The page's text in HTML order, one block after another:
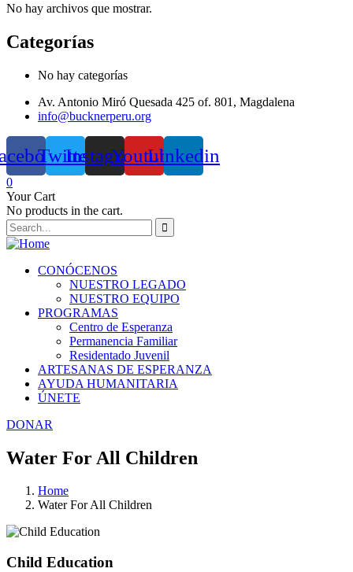
No hay archivos que mostrar.
Categorías
No hay categorías
Av. Antonio Miró Quesada 425 of. 801, Magdalena
info@bucknerperu.org
TwitterInstagramYoutubeLinkedin
0
Your Cart
No products in the cart.
CONÓCENOS
NUESTRO LEGADO
NUESTRO EQUIPO
PROGRAMAS
Centro de Esperanza
Permanencia Familiar
Residentado Juvenil
ARTESANAS DE ESPERANZA
AYUDA HUMANITARIA
ÚNETE
DONAR
Water For All Children
Home
Water For All Children
Child Education